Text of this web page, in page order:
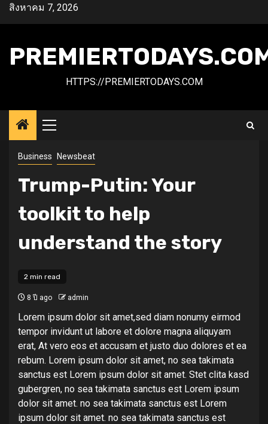
Skipสิงหาคม 7, 2026
HTTPS://PREMIERTODAYS.COM
Primary
Business Newsbeat
Trump-Putin: Your
toolkit to help
understand the story
2 min read
8 ปี ago admin
Lorem ipsum dolor sit amet,sed diam nonumy eirmod
tempor invidunt ut labore et dolore magna aliquyam
erat, At vero eos et accusam et justo duo dolores et ea
rebum. Lorem ipsum dolor sit amet, no sea takimata
sanctus est Lorem ipsum dolor sit amet. Stet clita kasd
gubergren, no sea takimata sanctus est Lorem ipsum
dolor sit amet. no sea takimata sanctus est Lorem
ipsum dolor sit amet. no sea takimata sanctus est